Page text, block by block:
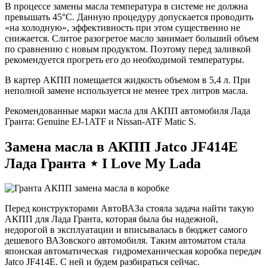
В процессе замены масла температура в системе не должна
превышать 45°С. Данную процедуру допускается проводить
«на холодную», эффективность при этом существенно не
снижается. Слитое разогретое масло занимает больший объем
по сравнению с новым продуктом. Поэтому перед заливкой
рекомендуется прогреть его до необходимой температуры.
В картер АКПП помещается жидкость объемом в 5,4 л. При
неполной замене используется не менее трех литров масла.
Рекомендованные марки масла для АКПП автомобиля Лада
Гранта: Genuine EJ-1ATF и Nissan-ATF Matic S.
Замена масла в АКПП Jatco JF414E
Лада Гранта ⋆ I Love My Lada
Перед конструкторами АвтоВАЗа стояла задача найти такую
АКПП для Лада Гранта, которая была бы надежной,
недорогой в эксплуатации и вписывалась в бюджет самого
дешевого ВАЗовского автомобиля. Таким автоматом стала
японская автоматическая гидромеханическая коробка передач
Jatco JF414E. С ней и будем разбираться сейчас.